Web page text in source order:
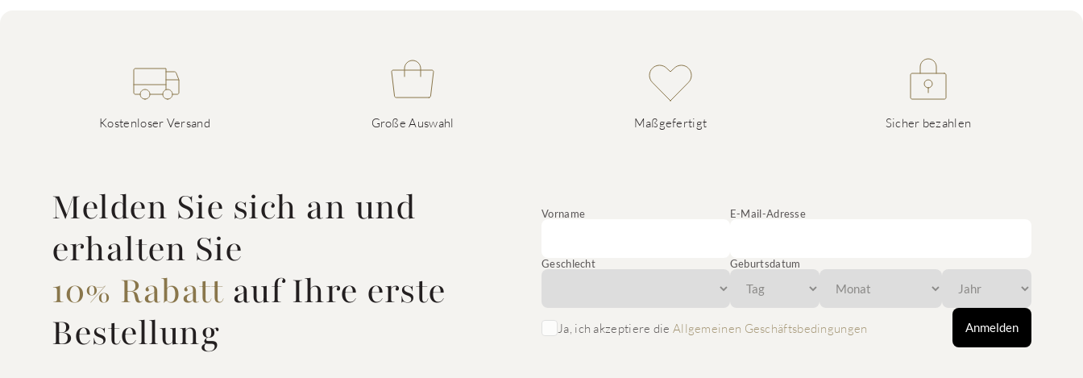
Kostenloser Versand Große Auswahl Maßgefertigt Sicher bezahlen
Melden Sie sich an und
erhalten Sie
10% Rabattauf Ihre erste
Bestellung
Vorname E-Mail-Adresse
Geschlecht Geburtsdatum
Ja, ich akzeptiere die Allgemeinen Geschäftsbedingungen Anmelden